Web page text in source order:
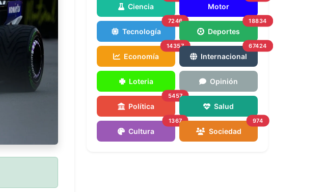
Ciencia Motor
Tecnología
7246
Deportes
18834
Economía
14357
Internacional
67424
Loteria Opinión
Política
5457
Salud
Cultura
1367
Sociedad
974